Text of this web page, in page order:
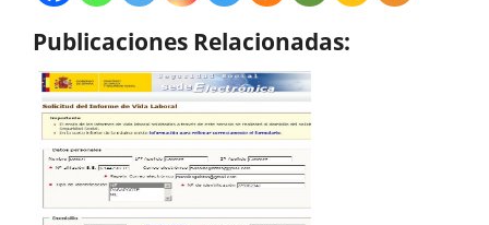
Publicaciones Relacionadas: